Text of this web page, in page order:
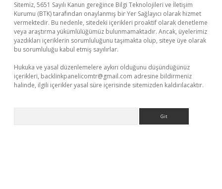
Sitemiz, 5651 Sayılı Kanun gereğince Bilgi Teknolojileri ve İletişim
Kurumu (BTK) tarafından onaylanmış bir Yer Sağlayıcı olarak hizmet
vermektedir. Bu nedenle, sitedeki içerikleri proaktif olarak denetleme
veya araştırma yükümlülüğümüz bulunmamaktadır. Ancak, üyelerimiz
yazdıkları içeriklerin sorumluluğunu taşımakta olup, siteye üye olarak
bu sorumluluğu kabul etmiş sayılırlar.
Hukuka ve yasal düzenlemelere aykırı olduğunu düşündüğünüz
içerikleri, backlinkpanelicomtr@gmail.com adresine bildirmeniz
halinde, ilgili içerikler yasal süre içerisinde sitemizden kaldırılacaktır.